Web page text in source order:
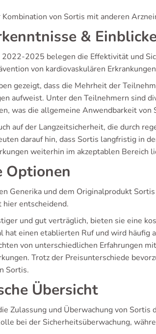
Kombination von Sortis mit anderen
&
2025 belegen die Effektivität und
von kardiovaskulären
gezeigt, dass die Mehrheit der
aufweist. Unter den Teilnehmern sind
was die allgemeine Anwendbarkeit von
auf der Langzeitsicherheit, die durch
darauf hin, dass Sortis langfristig in
weiterhin im akzeptablen Bereich
Generika und dem Originalprodukt
hier entscheidend.
und gut verträglich, bieten sie eine
hat einen etablierten Ruf und wird häufig
von unterschiedlichen Erfahrungen
Trotz der Preisunterschiede
Sortis.
Übersicht
Zulassung und Überwachung von
bei der Sicherheitsüberwachung,